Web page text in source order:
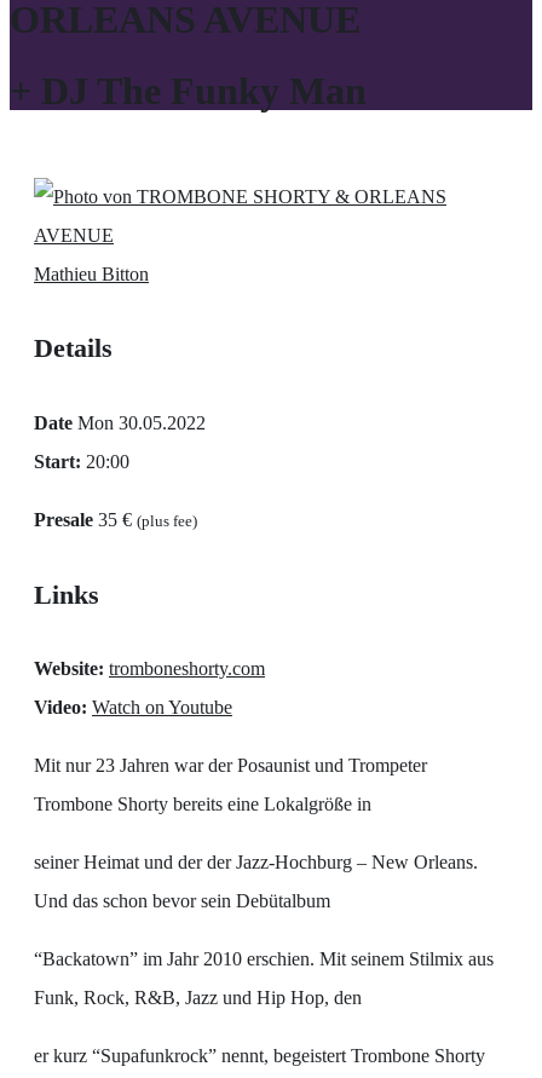
ORLEANS AVENUE
+ DJ The Funky Man
Mathieu Bitton
Details
Date Mon 30.05.2022
Start: 20:00
Presale 35 € (plus fee)
Links
Website: tromboneshorty.com
Video: Watch on Youtube
Mit nur 23 Jahren war der Posaunist und Trompeter
Trombone Shorty bereits eine Lokalgröße in
seiner Heimat und der der Jazz-Hochburg – New Orleans.
Und das schon bevor sein Debütalbum
“Backatown” im Jahr 2010 erschien. Mit seinem Stilmix aus
Funk, Rock, R&B, Jazz und Hip Hop, den
er kurz “Supafunkrock” nennt, begeistert Trombone Shorty